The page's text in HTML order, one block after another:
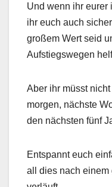
Und wenn ihr eurer
ihr euch auch
großem Wert seid
Aufstiegswegen
Aber ihr müsst
morgen, nächste
den nächsten fünf
Entspannt euch
all dies nach einem